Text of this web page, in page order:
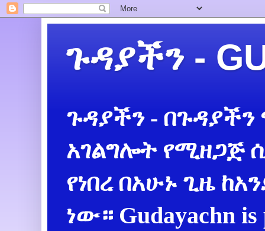
ጉዳያችን -
ጉዳያችን -
አገልግሎት የሚዘጋጅ
የነበረ በአሁኑ ጊዜ
ነው። Gudayachn is